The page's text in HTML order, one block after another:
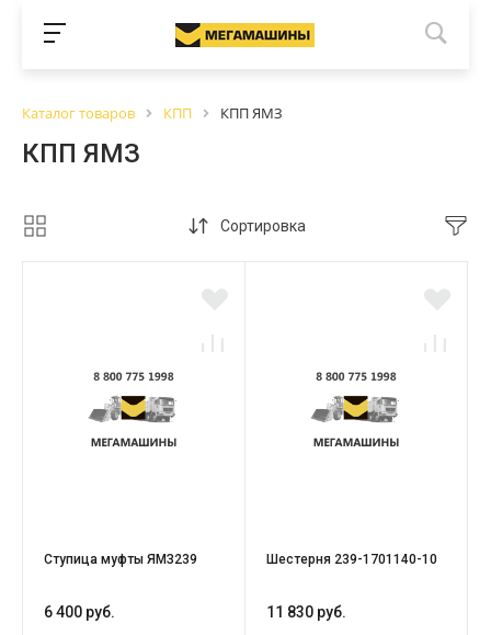
Каталог товаров КПП КПП ЯМЗ
КПП ЯМЗ
Сортировка
Ступица муфты ЯМЗ239
6 400 руб.
Шестерня 239-1701140-10
11 830 руб.